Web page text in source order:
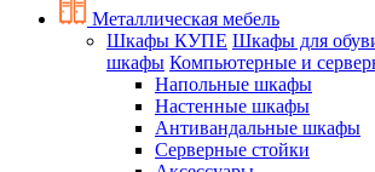
Металлическая мебель
Шкафы КУПЕ Шкафы для
шкафы Компьютерные и
Напольные шкафы
Настенные шкафы
Антивандальные шкафы
Серверные стойки